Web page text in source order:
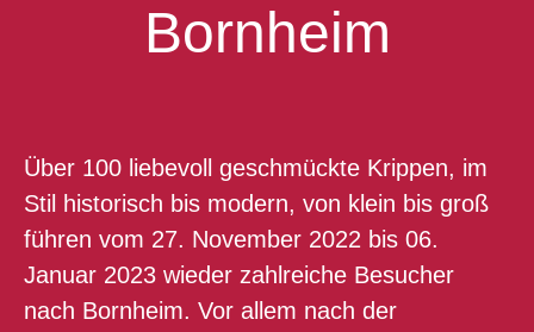
Bornheim
Über 100 liebevoll geschmückte Krippen, im
Stil historisch bis modern, von klein bis groß
führen vom 27. November 2022 bis 06.
Januar 2023 wieder zahlreiche Besucher
nach Bornheim. Vor allem nach der